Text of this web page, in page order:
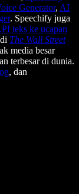
Generator, AI
. Speechify juga
teks ke ucapan
The Wall Street
media besar
terbesar di dunia.
, dan